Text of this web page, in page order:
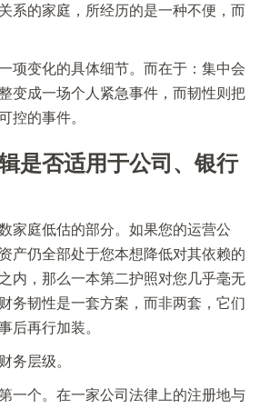
系的家庭，所经历的是一种不便，而
项变化的具体细节。而在于：集中会
变成一场个人紧急事件，而韧性则把
控的事件。
是否适用于公司、银行
家庭低估的部分。如果您的运营公
产仍全部处于您本想降低对其依赖的
内，那么一本第二护照对您几乎毫无
务韧性是一套方案，而非两套，它们
后再行加装。
务层级。
一个。在一家公司法律上的注册地与